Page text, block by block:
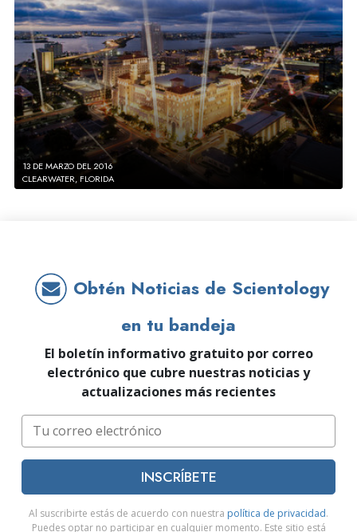
13 DE MARZO DEL 2016
CLEARWATER, FLORIDA
Obtén Noticias de Scientology
en tu bandeja
El boletín informativo gratuito por correo
electrónico que cubre nuestras noticias y
actualizaciones más recientes
INSCRÍBETE
Al suscribirte estás de acuerdo con nuestra política de privacidad.
Puedes optar no participar en cualquier momento. Este sitio está